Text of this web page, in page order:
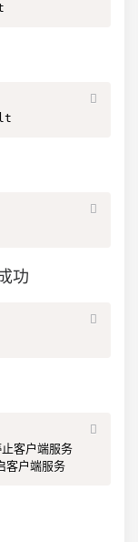
功
端服务